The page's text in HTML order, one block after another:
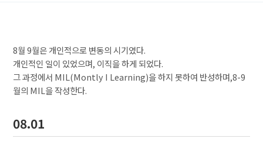
8월 9월은 개인적으로 변동의 시기였다.
개인적인 일이 있었으며, 이직을 하게 되었다.
그 과정에서 MIL(Montly I Learning)을 하지 못하여 반성하며,8-9
월의 MIL을 작성한다.
08.01